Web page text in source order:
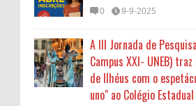
0 9-9-2025
A III Jornada de
Campus XXI- UNEB)
de Ilhéus com o
uno" ao Colégio